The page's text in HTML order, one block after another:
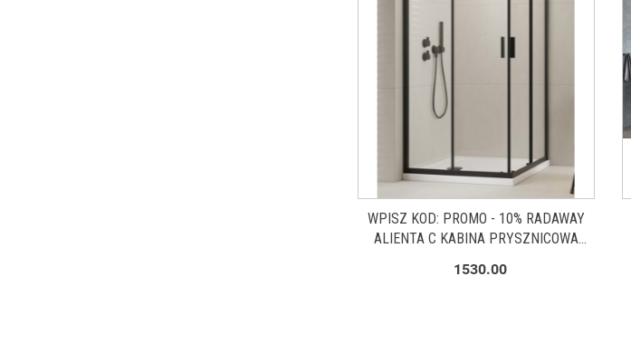
WPISZ KOD: PROMO - 10% RADAWAY
ALIENTA C KABINA PRYSZNICOWA
MAT/SZKŁO PRZEZROCZYSTE
1530.00